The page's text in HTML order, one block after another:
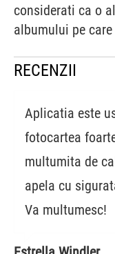
considerati ca o
albumului pe
RECENZII
Aplicatia este
fotocartea
multumita de
apela cu
Va multumesc!